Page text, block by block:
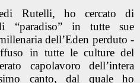
Rutelli, ho cercato di
“paradiso” in tutte sue
dell’Eden perduto -
in tutte le culture del
capolavoro dell’intera
canto, dal quale ho